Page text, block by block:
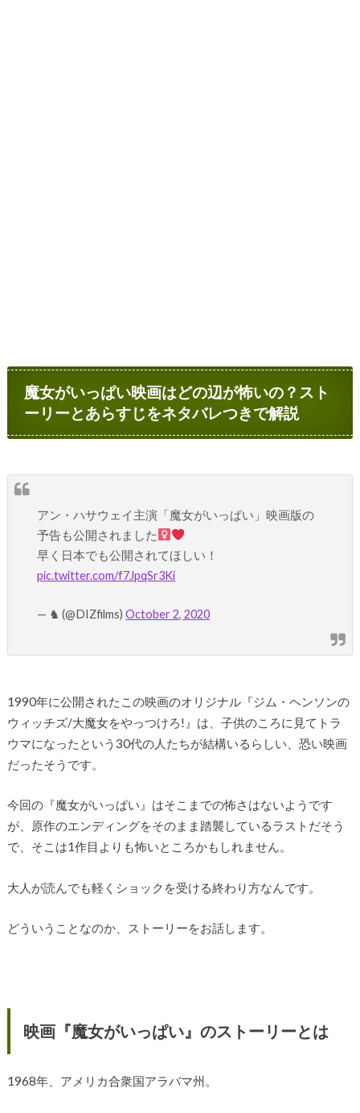
魔女がいっぱい映画はどの辺が怖いの？スト
ーリーとあらすじをネタバレつきで解説
アン・ハサウェイ主演「魔女がいっぱい」映画版の
予告も公開されました‍
早く日本でも公開されてほしい！
pic.twitter.com/f7JpqSr3Ki
— ♞ (@DIZfilms)October 2, 2020
1990年に公開されたこの映画のオリジナル『ジム・ヘンソンの
ウィッチズ/大魔女をやっつけろ!』は、子供のころに見てトラ
ウマになったという30代の人たちが結構いるらしい、恐い映画
だったそうです。
今回の『魔女がいっぱい』はそこまでの怖さはないようです
が、原作のエンディングをそのまま踏襲しているラストだそう
で、そこは1作目よりも怖いところかもしれません。
大人が読んでも軽くショックを受ける終わり方なんです。
どういうことなのか、ストーリーをお話します。
映画『魔女がいっぱい』のストーリーとは
1968年、アメリカ合衆国アラバマ州。